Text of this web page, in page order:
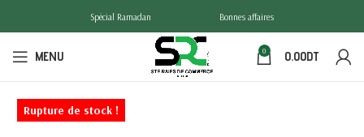
Spécial Ramadan Bonnes affaires
MENU 0 0.00DT
Rupture de stock !